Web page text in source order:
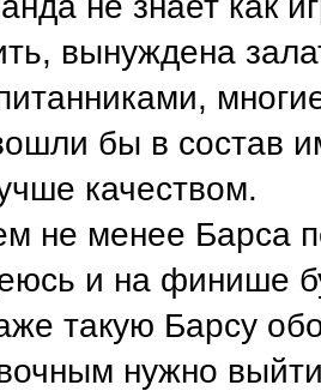
вынуждена
бы в состав
качеством.
не менее Барса
и на финише
такую Барсу
нужно